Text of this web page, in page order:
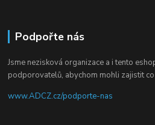
Podpořte nás
Jsme nezisková organizace a i tento
podporovatelů, abychom mohli zajistit co
www.ADCZ.cz/podporte-nas